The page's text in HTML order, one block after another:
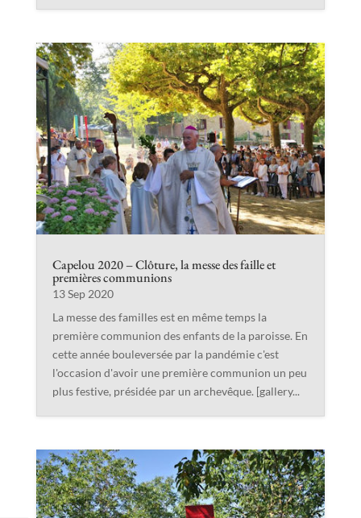
Capelou 2020 – Clôture, la messe des faille et
premières communions
13 Sep 2020
La messe des familles est en même temps la
première communion des enfants de la paroisse. En
cette année bouleversée par la pandémie c'est
l'occasion d'avoir une première communion un peu
plus festive, présidée par un archevêque. [gallery...